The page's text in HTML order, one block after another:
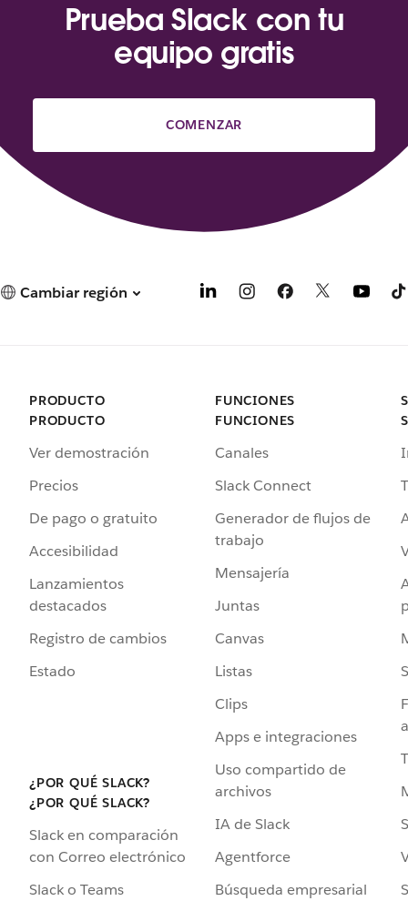
Prueba Slack con tu
equipo gratis
COMENZAR
Cambiar región
PRODUCTO
PRODUCTO
Ver demostración
Precios
De pago o gratuito
Accesibilidad
Lanzamientos
destacados
Registro de cambios
Estado
¿POR QUÉ SLACK?
¿POR QUÉ SLACK?
Slack en comparación
con Correo electrónico
Slack o Teams
FUNCIONES
FUNCIONES
Canales
Slack Connect
Generador de flujos de
trabajo
Mensajería
Juntas
Canvas
Listas
Clips
Apps e integraciones
Uso compartido de
archivos
IA de Slack
Agentforce
Búsqueda empresarial